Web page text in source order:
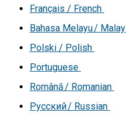
Français / French
Bahasa Melayu / Malay
Polski / Polish
Portuguese
Română / Romanian
Русский / Russian